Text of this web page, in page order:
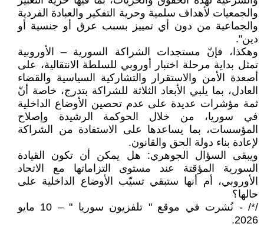
والجمعيات لأهداف سلمية وحرية التفكير والعبادة الفردية
والجماعية من دون أي تمييز بسبب عرق أو جنسية أو
دين".
وهكذا، فإنّ مستجدات الشراكة السورية – الأوروبية
تمثل بداية مرحلة اختبار أوروبي للسلطة الانتقالية، على
أصعدة الأمن والاستقرار والتشاركية السياسية والقضاء
العادل، بما يلبي الأبعاد الثلاثة للشراكة بتدرج، خاصة أنّ
ثمة مؤشرات عديدة على عدم تحصين الأوضاع الداخلية
في سوريا، من خلال الحوكمة الرشيدة وإصلاح
المؤسسات، بما يساعدها على الاستفادة من الشراكة
لإعادة بناء دولة الحق والقانون.
ويبقى السؤال الجوهري: هل يمكن أن تكون القيادة
السورية المؤقتة عند مستوى التزاماتها مع الاتحاد
الأوروبي، أم أنها ستبقي تسيّب الأوضاع الداخلية على
حالها؟
/*/ - نُشرت في موقع " تلفزيون سوريا " – 10 مايو
2026.